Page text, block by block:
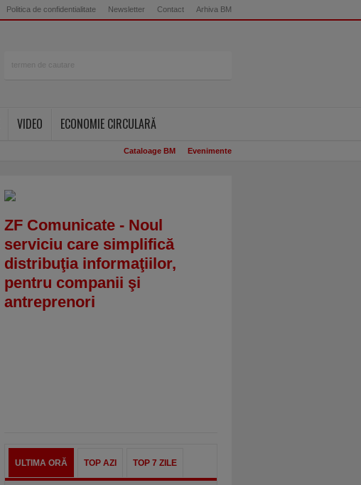
Politica de confidentialitate Newsletter Contact Arhiva BM
VIDEO
ECONOMIE CIRCULARĂ
Cataloage BM Evenimente
ZF Comunicate - Noul
serviciu care simplifică
distribuţia informaţiilor,
pentru companii şi
antreprenori
ULTIMA ORĂ TOP AZI TOP 7 ZILE